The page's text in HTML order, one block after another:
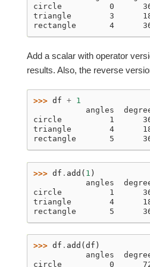
circle          0
triangle        3
rectangle       4
Add a scalar with operator
results. Also, the reverse
>>> df + 1
angles
circle          1
triangle        4
rectangle       5
>>> df . add ( 1 )
angles
circle          1
triangle        4
rectangle       5
>>> df . add ( df )
angles
circle          0